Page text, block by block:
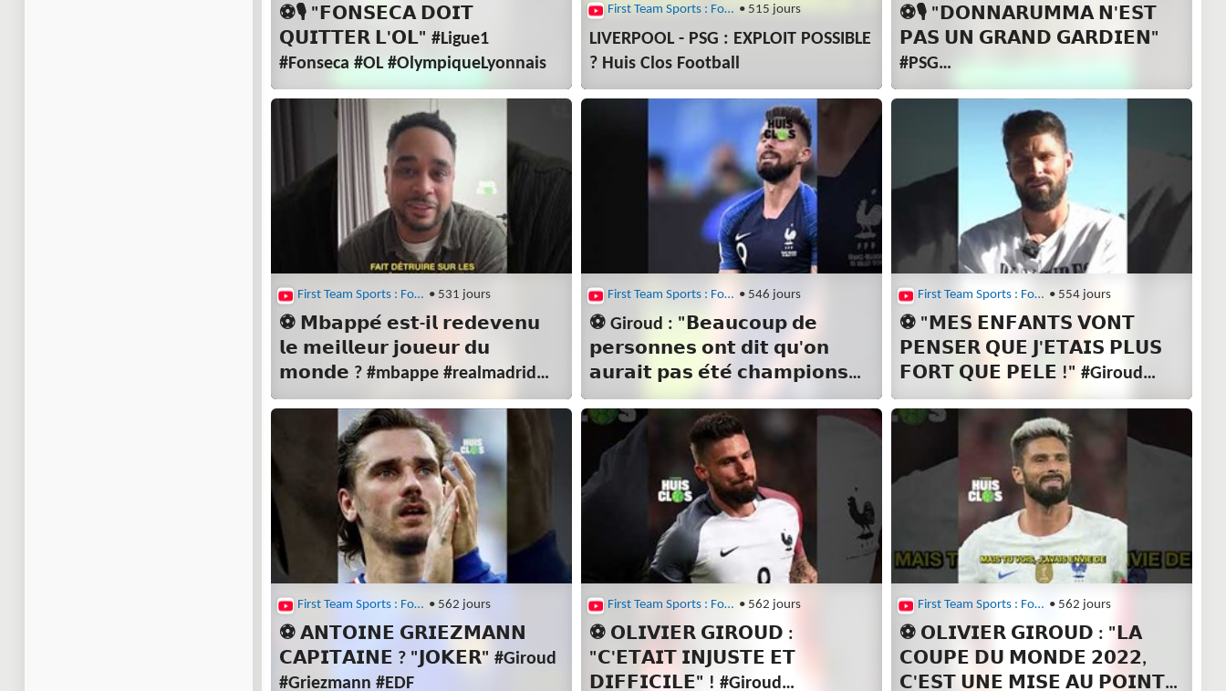
⚽🎙 "𝗙𝗢𝗡𝗦𝗘𝗖𝗔 𝗗𝗢𝗜𝗧
𝗤𝗨𝗜𝗧𝗧𝗘𝗥 𝗟'𝗢𝗟" #Ligue1
#Fonseca #OL #OlympiqueLyonnais
First Team Sports : Football • 515 jours
LIVERPOOL - PSG : EXPLOIT POSSIBLE
? Huis Clos Football
⚽🎙 "𝗗𝗢𝗡𝗡𝗔𝗥𝗨𝗠𝗠𝗔 𝗡'𝗘𝗦𝗧
𝗣𝗔𝗦 𝗨𝗡 𝗚𝗥𝗔𝗡𝗗 𝗚𝗔𝗥𝗗𝗜𝗘𝗡"
#PSG
#Donnarumma #LigueDesChampions
First Team Sports : Football • 531 jours
⚽️ 𝗠𝗯𝗮𝗽𝗽𝗲́ 𝗲𝘀𝘁-𝗶𝗹 𝗿𝗲𝗱𝗲𝘃𝗲𝗻𝘂
𝗹𝗲 𝗺𝗲𝗶𝗹𝗹𝗲𝘂𝗿 𝗷𝗼𝘂𝗲𝘂𝗿 𝗱𝘂
𝗺𝗼𝗻𝗱𝗲 ? #mbappe #realmadrid
#france #Football
First Team Sports : Football • 546 jours
⚽ Giroud : "𝗕𝗲𝗮𝘂𝗰𝗼𝘂𝗽 𝗱𝗲
𝗽𝗲𝗿𝘀𝗼𝗻𝗻𝗲𝘀 𝗼𝗻𝘁 𝗱𝗶𝘁 𝗾𝘂'𝗼𝗻
𝗮𝘂𝗿𝗮𝗶𝘁 𝗽𝗮𝘀 𝗲́𝘁𝗲́ 𝗰𝗵𝗮𝗺𝗽𝗶𝗼𝗻𝘀
𝗱𝘂 𝗺𝗼𝗻𝗱𝗲 𝘀𝗮𝗻𝘀 𝗺𝗼𝗶" #foot
First Team Sports : Football • 554 jours
⚽ "𝗠𝗘𝗦 𝗘𝗡𝗙𝗔𝗡𝗧𝗦 𝗩𝗢𝗡𝗧
𝗣𝗘𝗡𝗦𝗘𝗥 𝗤𝗨𝗘 𝗝'𝗘𝗧𝗔𝗜𝗦 𝗣𝗟𝗨𝗦
𝗙𝗢𝗥𝗧 𝗤𝗨𝗘 𝗣𝗘𝗟𝗘 !" #Giroud
#Arsenal #footballtiktok
First Team Sports : Football • 562 jours
⚽ 𝗔𝗡𝗧𝗢𝗜𝗡𝗘 𝗚𝗥𝗜𝗘𝗭𝗠𝗔𝗡𝗡
𝗖𝗔𝗣𝗜𝗧𝗔𝗜𝗡𝗘 ? "𝗝𝗢𝗞𝗘𝗥" #Giroud
#Griezmann #EDF
First Team Sports : Football • 562 jours
⚽ 𝗢𝗟𝗜𝗩𝗜𝗘𝗥 𝗚𝗜𝗥𝗢𝗨𝗗 :
"𝗖'𝗘𝗧𝗔𝗜𝗧 𝗜𝗡𝗝𝗨𝗦𝗧𝗘 𝗘𝗧
𝗗𝗜𝗙𝗙𝗜𝗖𝗜𝗟𝗘" ! #Giroud
First Team Sports : Football • 562 jours
⚽ 𝗢𝗟𝗜𝗩𝗜𝗘𝗥 𝗚𝗜𝗥𝗢𝗨𝗗 : "𝗟𝗔
𝗖𝗢𝗨𝗣𝗘 𝗗𝗨 𝗠𝗢𝗡𝗗𝗘 𝟮𝟬𝟮𝟮,
𝗖'𝗘𝗦𝗧 𝗨𝗡𝗘 𝗠𝗜𝗦𝗘 𝗔𝗨 𝗣𝗢𝗜𝗡𝗧"